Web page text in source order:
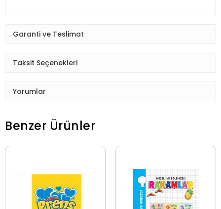
Garanti ve Teslimat
Taksit Seçenekleri
Yorumlar
Benzer Ürünler